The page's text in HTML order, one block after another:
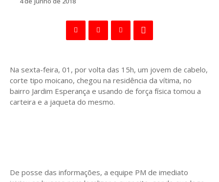
Na sexta-feira, 01, por volta das 15h, um jovem de cabelo,
corte tipo moicano, chegou na residência da vítima, no
bairro Jardim Esperança e usando de força física tomou a
carteira e a jaqueta do mesmo.
De posse das informações, a equipe PM de imediato